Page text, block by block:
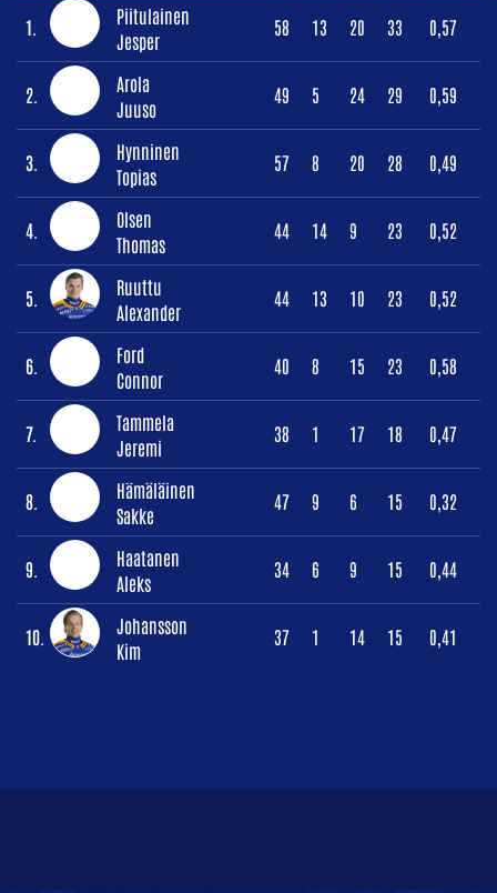
1.
Piitulainen
Jesper
58 13 20 33 0,57
2.
Arola
Juuso
49 5 24 29 0,59
3.
Hynninen
Topias
57 8 20 28 0,49
4.
Olsen
Thomas
44 14 9 23 0,52
5.
Ruuttu
Alexander
44 13 10 23 0,52
6.
Ford
Connor
40 8 15 23 0,58
7.
Tammela
Jeremi
38 1 17 18 0,47
8.
Hämäläinen
Sakke
47 9 6 15 0,32
9.
Haatanen
Aleks
34 6 9 15 0,44
10.
Johansson
Kim
37 1 14 15 0,41